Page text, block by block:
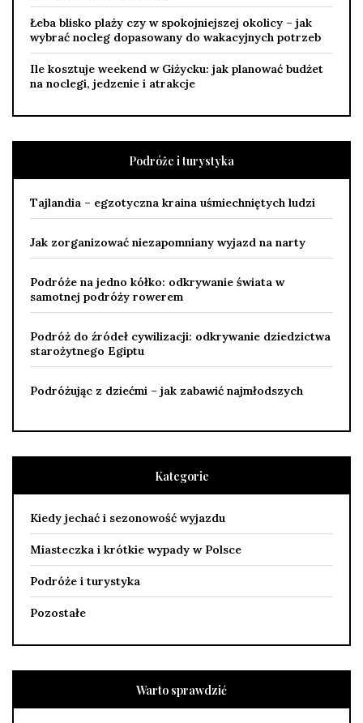
Łeba blisko plaży czy w spokojniejszej okolicy – jak
wybrać nocleg dopasowany do wakacyjnych potrzeb
Ile kosztuje weekend w Giżycku: jak planować budżet
na noclegi, jedzenie i atrakcje
Podróże i turystyka
Tajlandia – egzotyczna kraina uśmiechniętych ludzi
Jak zorganizować niezapomniany wyjazd na narty
Podróże na jedno kółko: odkrywanie świata w
samotnej podróży rowerem
Podróż do źródeł cywilizacji: odkrywanie dziedzictwa
starożytnego Egiptu
Podróżując z dziećmi – jak zabawić najmłodszych
Kategorie
Kiedy jechać i sezonowość wyjazdu
Miasteczka i krótkie wypady w Polsce
Podróże i turystyka
Pozostałe
Warto sprawdzić